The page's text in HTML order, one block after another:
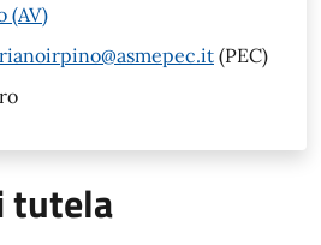
(AV)
(PEC)
tutela